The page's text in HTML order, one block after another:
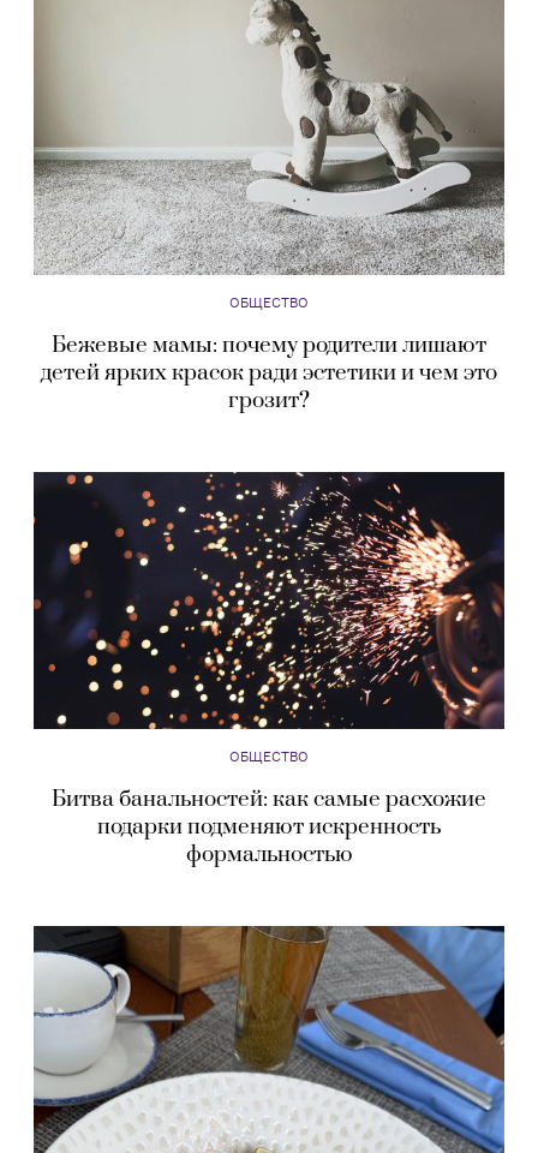
ОБЩЕСТВО
Бежевые мамы: почему родители лишают
детей ярких красок ради эстетики и чем это
грозит?
ОБЩЕСТВО
Битва банальностей: как самые расхожие
подарки подменяют искренность
формальностью